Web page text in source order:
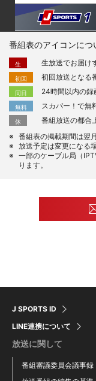
番組表のアイコンにつ
生 生放送でお届け
初回 初回放送となる
同日 24時間以内の録
無料 スカパー！で無
休
番組放送の都合
番組表の掲載期間は翌
放送予定は変更になる
一部のケーブル局（
ります。
J SPORTS ID
LINE連携について
放送に関して
番組審議委員会議事録